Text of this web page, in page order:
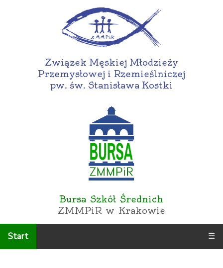
Związek Męskiej Młodzieży
Przemysłowej i Rzemieślniczej
pw. św. Stanisława Kostki
Bursa Szkół Średnich
ZMMPiR w Krakowie
Start ☰